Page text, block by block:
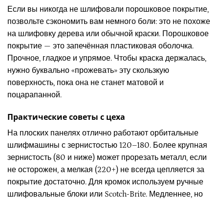
Если вы никогда не шлифовали порошковое покрытие,
позвольте сэкономить вам немного боли: это не похоже
на шлифовку дерева или обычной краски. Порошковое
покрытие — это запечённая пластиковая оболочка.
Прочное, гладкое и упрямое. Чтобы краска держалась,
нужно буквально «прожевать» эту скользкую
поверхность, пока она не станет матовой и
поцарапанной.
Практические советы с цеха
На плоских панелях отлично работают орбитальные
шлифмашины с зернистостью 120–180. Более крупная
зернистость (80 и ниже) может прорезать металл, если
не осторожен, а мелкая (220+) не всегда цепляется за
покрытие достаточно. Для кромок используем ручные
шлифовальные блоки или Scotch-Brite. Медленнее, но